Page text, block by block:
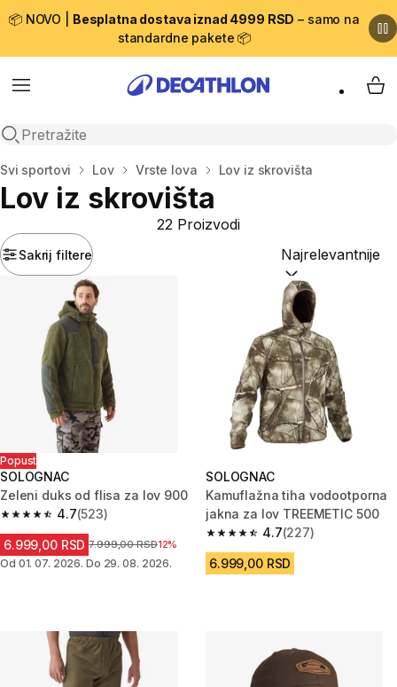
📦 NOVO | Besplatna dostava iznad 4999 RSD – samo na
standardne pakete 📦
Menu
Open search
My
Početna stranica
Svi sportovi Lov Vrste lova Lov iz skrovišta
Lov iz skrovišta
Sakrij filtere
22 Proizvodi
Sortiraj po:
Popust
SOLOGNAC
Zeleni duks od flisa za lov 900
4.7
4.7 od 5 zvezdica from 523 Recenzije
(523)
6.999,00 RSD Cena pre sniženja
7.999,00 RSD12%
Od 01. 07. 2026. Do 29. 08. 2026.
SOLOGNAC
Kamuflažna tiha vodootporna
jakna za lov TREEMETIC 500
4.7
4.7 od 5 zvezdica from 227
(227)
6.999,00 RSD